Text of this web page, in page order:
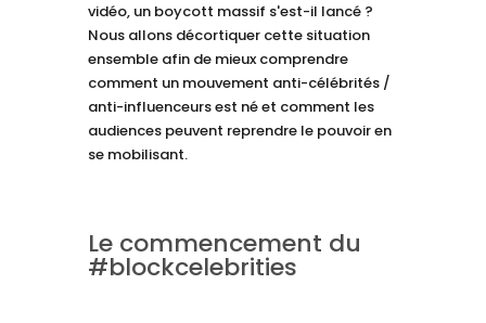
vidéo, un boycott massif s'est-il lancé ?
Nous allons décortiquer cette situation
ensemble afin de mieux comprendre
comment un mouvement anti-célébrités /
anti-influenceurs est né et comment les
audiences peuvent reprendre le pouvoir en
se mobilisant.
Le commencement du
#blockcelebrities